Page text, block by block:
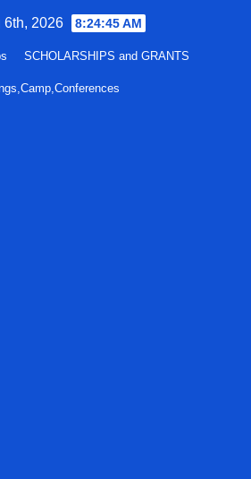
6th, 2026 8:24:46 AM
SCHOLARSHIPS and GRANTS